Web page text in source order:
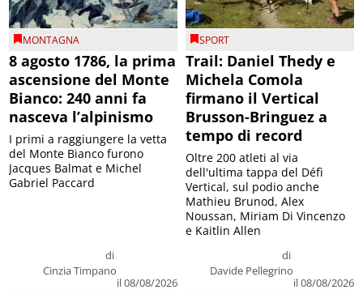
MONTAGNA
8 agosto 1786, la prima
ascensione del Monte
Bianco: 240 anni fa
nasceva l’alpinismo
di
Cinzia Timpano
il 08/08/2026
I primi a raggiungere la vetta
del Monte Bianco furono
Jacques Balmat e Michel
Gabriel Paccard
SPORT
Trail: Daniel Thedy e
Michela Comola
firmano il Vertical
Brusson-Bringuez a
tempo di record
di
Davide Pellegrino
il 08/08/2026
Oltre 200 atleti al via
dell'ultima tappa del Défì
Vertical, sul podio anche
Mathieu Brunod, Alex
Noussan, Miriam Di Vincenzo
e Kaitlin Allen